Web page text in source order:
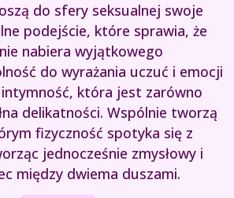
do sfery seksualnej swoje
podejście, które sprawia, że
nabiera wyjątkowego
do wyrażania uczuć i emocji
intymność, która jest zarówno
delikatności. Wspólnie tworzą
fizyczność spotyka się z
jednocześnie zmysłowy i
między dwiema duszami.